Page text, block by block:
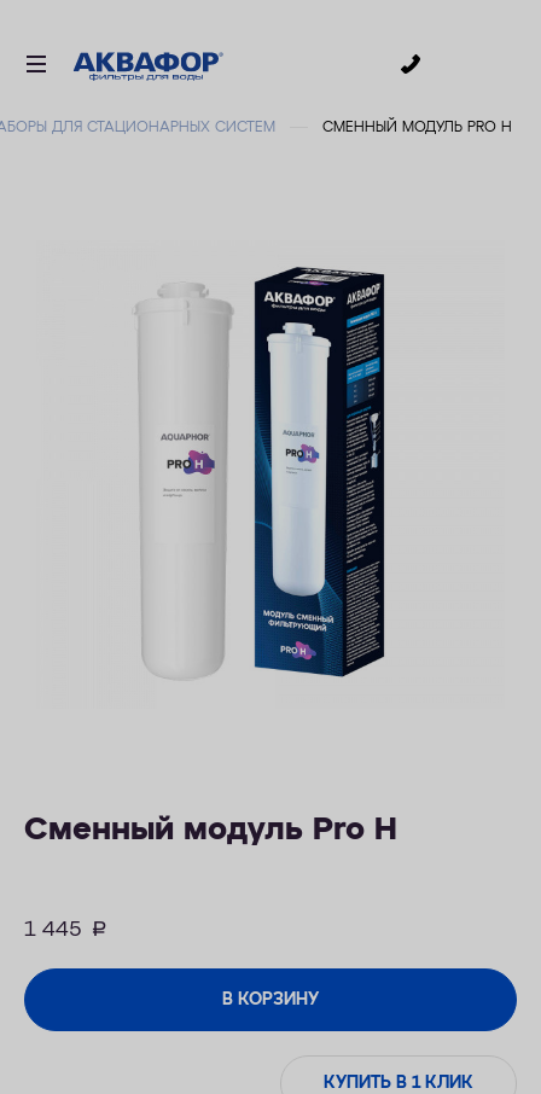
АКСЕССУАРЫ
ДЛЯ СТАЦИОНАРНЫХ СИСТЕМ СМЕННЫЙ МОДУЛЬ PRO H
Сменный модуль Pro H
1 445 руб.
В КОРЗИНУ
КУПИТЬ В 1 КЛИК